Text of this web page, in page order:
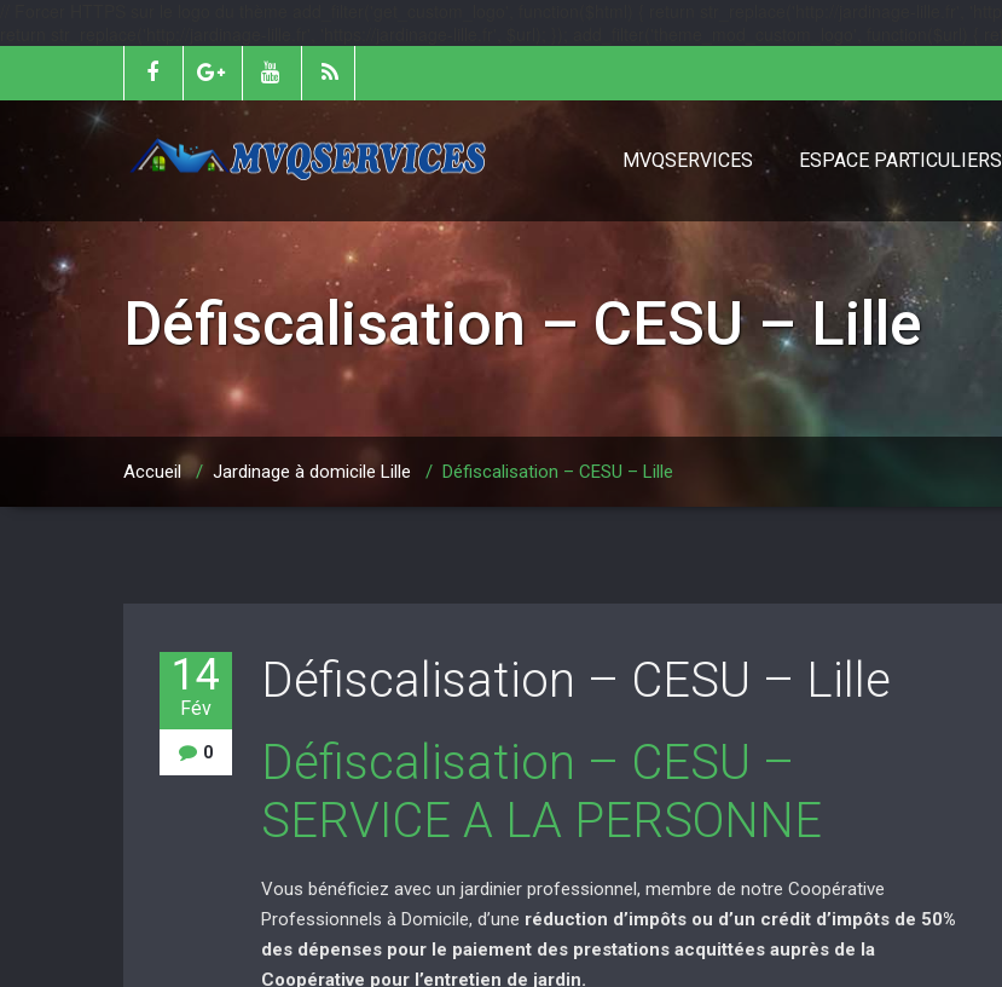
MVQSERVICES ESPACE PARTICULIERS
Défiscalisation – CESU – Lille
Accueil/ Jardinage à domicile Lille / Défiscalisation – CESU – Lille
14
Fév
0
Défiscalisation – CESU – Lille
Défiscalisation – CESU –
SERVICE A LA PERSONNE
Vous bénéficiez avec un jardinier professionnel, membre de notre Coopérative
Professionnels à Domicile, d’une réduction d’impôts ou d’un crédit d’impôts de 50%
des dépenses pour le paiement des prestations acquittées auprès de la
Coopérative pour l’entretien de jardin.